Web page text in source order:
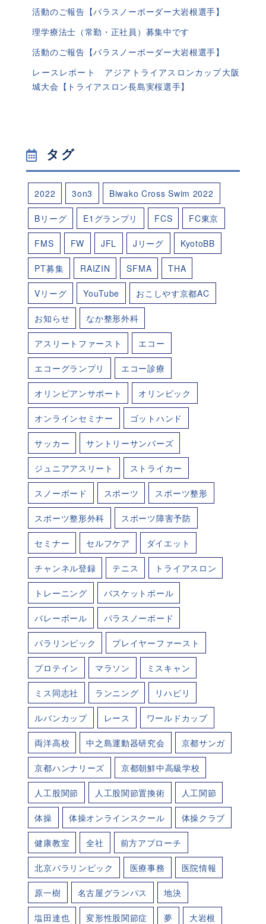
活動のご報告【パラスノーボーダー大岩根選手】
理学療法士（常勤・正社員）募集中です
活動のご報告【パラスノーボーダー大岩根選手】
レースレポート アジアトライアスロンカップ大阪
城大会【トライアスロン長島実桜選手】
タグ
2022 3on3 Biwako Cross Swim 2022
Bリーグ E1グランプリ FCS FC東京
FMS FW JFL Jリーグ KyotoBB
PT募集 RAIZIN SFMA THA
Vリーグ YouTube おこしやす京都AC
お知らせ なか整形外科
アスリートファースト エコー
エコーグランプリ エコー診療
オリンピアンサポート オリンピック
オンラインセミナー ゴットハンド
サッカー サントリーサンバーズ
ジュニアアスリート ストライカー
スノーボード スポーツ スポーツ整形
スポーツ整形外科 スポーツ障害予防
セミナー セルフケア ダイエット
チャンネル登録 テニス トライアスロン
トレーニング バスケットボール
バレーボール パラスノーボード
パラリンピック プレイヤーファースト
プロテイン マラソン ミスキャン
ミス同志社 ランニング リハビリ
ルバンカップ レース ワールドカップ
両洋高校 中之島運動器研究会 京都サンガ
京都ハンナリーズ 京都朝鮮中高級学校
人工股関節 人工股関節置換術 人工関節
体操 体操オンラインスクール 体操クラブ
健康教室 全社 前方アプローチ
北京パラリンピック 医療事務 医院情報
原一樹 名古屋グランパス 地決
塩田達也 変形性股関節症 夢 大岩根